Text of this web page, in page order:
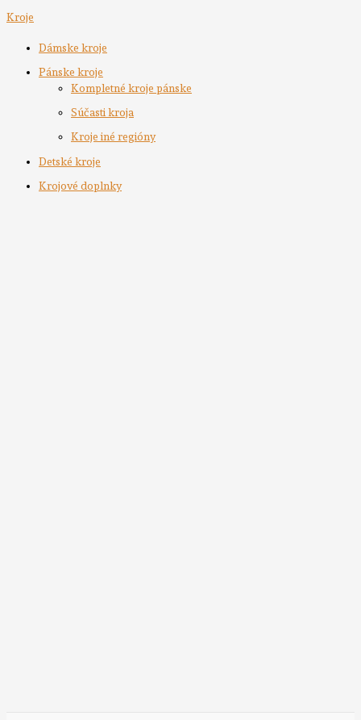
Kroje
Dámske kroje
Pánske kroje
Kompletné kroje pánske
Súčasti kroja
Kroje iné regióny
Detské kroje
Krojové doplnky